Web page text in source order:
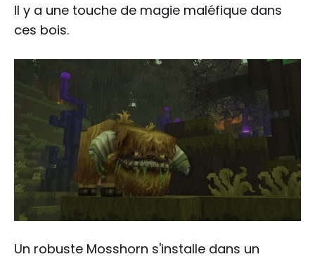
Il y a une touche de magie maléfique dans
ces bois.
Un robuste Mosshorn s'installe dans un